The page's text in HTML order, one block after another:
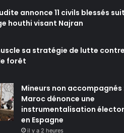
annonce 11 civils blessés
houthi visant Najran
sa stratégie de lutte
forêt
Mineurs non accompagnés
Maroc dénonce une
instrumentalisation
en Espagne
il y a 2 heures